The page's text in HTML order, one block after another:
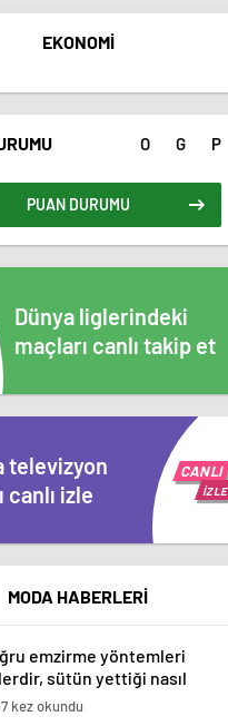
EKONOMI
O G P
PUAN DURUMU
Dünya liglerindeki
maçları canlı takip et
televizyon
canlı izle
CANLI
İZLE
MODA HABERLERİ
emzirme yöntemleri
sütün yettiği nasıl
kez okundu